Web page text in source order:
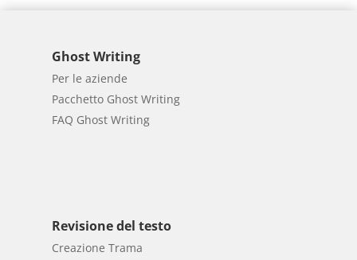
Ghost Writing
Per le aziende
Pacchetto Ghost Writing
FAQ Ghost Writing
Revisione del testo
Creazione Trama